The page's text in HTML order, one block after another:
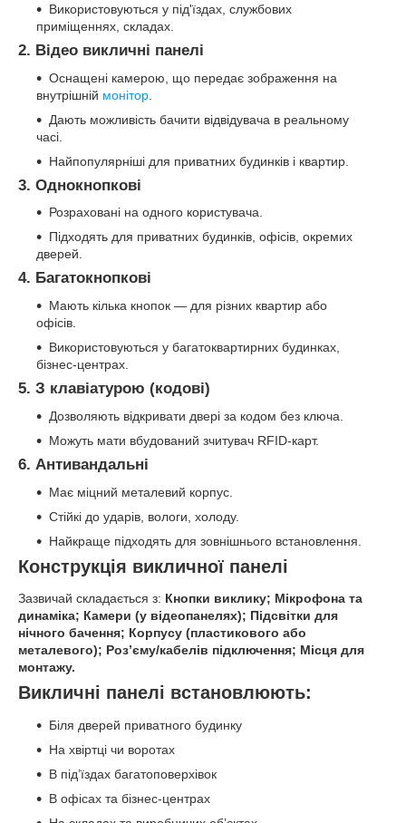
Використовуються у під'їздах, службових
приміщеннях, складах.
2. Відео викличні панелі
Оснащені камерою, що передає зображення на
внутрішній монітор
Дають можливість бачити відвідувача в реальному
часі.
Найпопулярніші для приватних будинків і квартир.
3. Однокнопкові
Розраховані на одного користувача.
Підходять для приватних будинків, офісів, окремих
дверей.
4. Багатокнопкові
Мають кілька кнопок — для різних квартир або
офісів.
Використовуються у багатоквартирних будинках,
бізнес-центрах.
5. З клавіатурою (кодові)
Дозволяють відкривати двері за кодом без ключа.
Можуть мати вбудований зчитувач RFID-карт.
6. Антивандальні
Має міцний металевий корпус.
Стійкі до ударів, вологи, холоду.
Найкраще підходять для зовнішнього встановлення.
Конструкція викличної панелі
Зазвичай складається з: Кнопки виклику; Мікрофона та
динаміка; Камери (у відеопанелях); Підсвітки для
нічного бачення; Корпусу (пластикового або
металевого); Роз’єму/кабелів підключення; Місця для
монтажу.
Викличні панелі встановлюють:
Біля дверей приватного будинку
На хвіртці чи воротах
В під’їздах багатоповерхівок
В офісах та бізнес-центрах